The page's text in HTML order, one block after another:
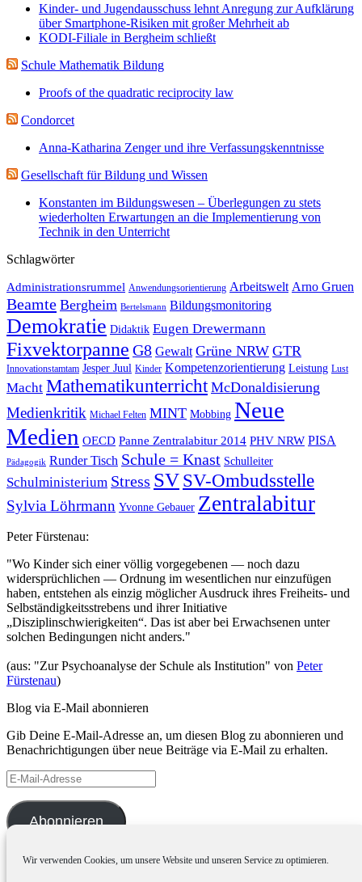
Wir verwenden Cookies, um unsere Website und unseren Service zu optimieren.
Kinder- und Jugendausschuss lehnt Anregung zur Aufklärung
über Smartphone-Risiken mit großer Mehrheit ab
KODI-Filiale in Bergheim schließt
Schule Mathematik Bildung
Proofs of the quadratic reciprocity law
Condorcet
Anna-Katharina Zenger und ihre Verfassungskenntnisse
Gesellschaft für Bildung und Wissen
Konstanten im Bildungswesen – Überlegungen zu stets
wiederholten Erwartungen an die Implementierung von
Technik in den Unterricht
Schlagwörter
Administrationsrummel Anwendungsorientierung Arbeitswelt Arno Gruen
Beamte Bergheim Bertelsmann Bildungsmonitoring
Demokratie Didaktik Eugen Drewermann
Fixvektorpanne G8 Gewalt Grüne NRW GTR
Innovationstamtam Jesper Juul Kinder Kompetenzorientierung Leistung Lust
Macht Mathematikunterricht McDonaldisierung
Medienkritik Michael Felten MINT Mobbing Neue
Medien OECD Panne Zentralabitur 2014 PHV NRW PISA
Pädagogik Runder Tisch Schule = Knast Schulleiter
Schulministerium Stress SV SV-Ombudsstelle
Sylvia Löhrmann Yvonne Gebauer Zentralabitur
Peter Fürstenau:
"Wo Kinder sich einer völlig vorgegebenen — noch dazu
widersprüchlichen — Ordnung im wesentlichen nur einzufügen
haben, entstehen als einzig möglicher Ausdruck ihres Freiheits- und
Selbständigkeitsstrebens und ihrer Initiative
„Disziplinschwierigkeiten“. Das ist aber bei Erwachsenen unter
solchen Bedingungen nicht anders."
(aus: "Zur Psychoanalyse der Schule als Institution" von Peter
Fürstenau)
Blog via E-Mail abonnieren
Gib Deine E-Mail-Adresse an, um diesen Blog zu abonnieren und
Benachrichtigungen über neue Beiträge via E-Mail zu erhalten.
E-
Mail-
Adresse
Abonnieren
Archiv